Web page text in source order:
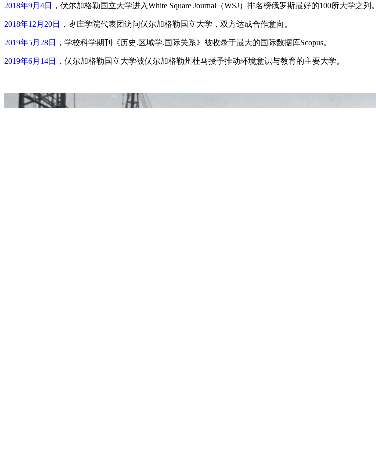
2018年9月4日 ，伏尔加格勒国立大学进入White Square Journal（WSJ）排名榜俄罗斯最好的100所大学之列。
2018年12月20日 ，枣庄学院代表团访问伏尔加格勒国立大学，双方达成合作意向。
2019年5月28日 ，学校科学期刊《历史.区域学.国际关系》被收录于最大的国际数据库Scopus。
2019年6月14日 ，伏尔加格勒国立大学被伏尔加格勒州杜马授予推动环境意识与教育的主要大学。